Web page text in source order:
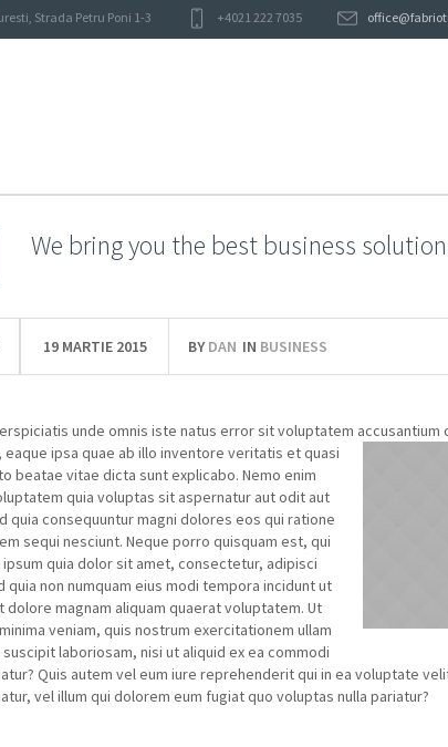
, Strada Petru Poni 1-3 +4021 222 7035
We bring you the best business
19 MARTIE 2015 BYDAN IN BUSINESS
unde omnis iste natus error sit voluptatem accusantium
eaque ipsa quae ab illo inventore veritatis et quasi
beatae vitae dicta sunt explicabo. Nemo enim
quia voluptas sit aspernatur aut odit aut
quia consequuntur magni dolores eos qui ratione
sequi nesciunt. Neque porro quisquam est, qui
quia dolor sit amet, consectetur, adipisci
quia non numquam eius modi tempora incidunt ut
dolore magnam aliquam quaerat voluptatem. Ut
veniam, quis nostrum exercitationem ullam
laboriosam, nisi ut aliquid ex ea commodi
Quis autem vel eum iure reprehenderit qui in ea voluptate
vel illum qui dolorem eum fugiat quo voluptas nulla pariatur?